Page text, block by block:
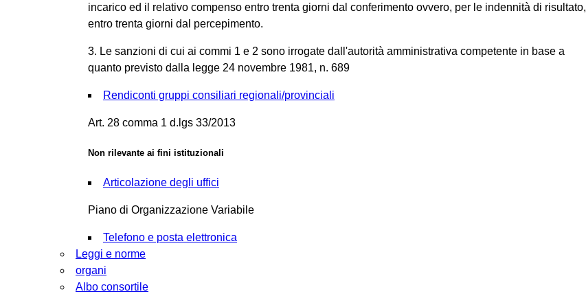
incarico ed il relativo compenso entro trenta giorni dal conferimento ovvero, per le indennità di risultato,
entro trenta giorni dal percepimento.
3. Le sanzioni di cui ai commi 1 e 2 sono irrogate dall'autorità amministrativa competente in base a
quanto previsto dalla legge 24 novembre 1981, n. 689
Rendiconti gruppi consiliari regionali/provinciali
Art. 28 comma 1 d.lgs 33/2013
Non rilevante ai fini istituzionali
Articolazione degli uffici
Piano di Organizzazione Variabile
Telefono e posta elettronica
Leggi e norme
organi
Albo consortile